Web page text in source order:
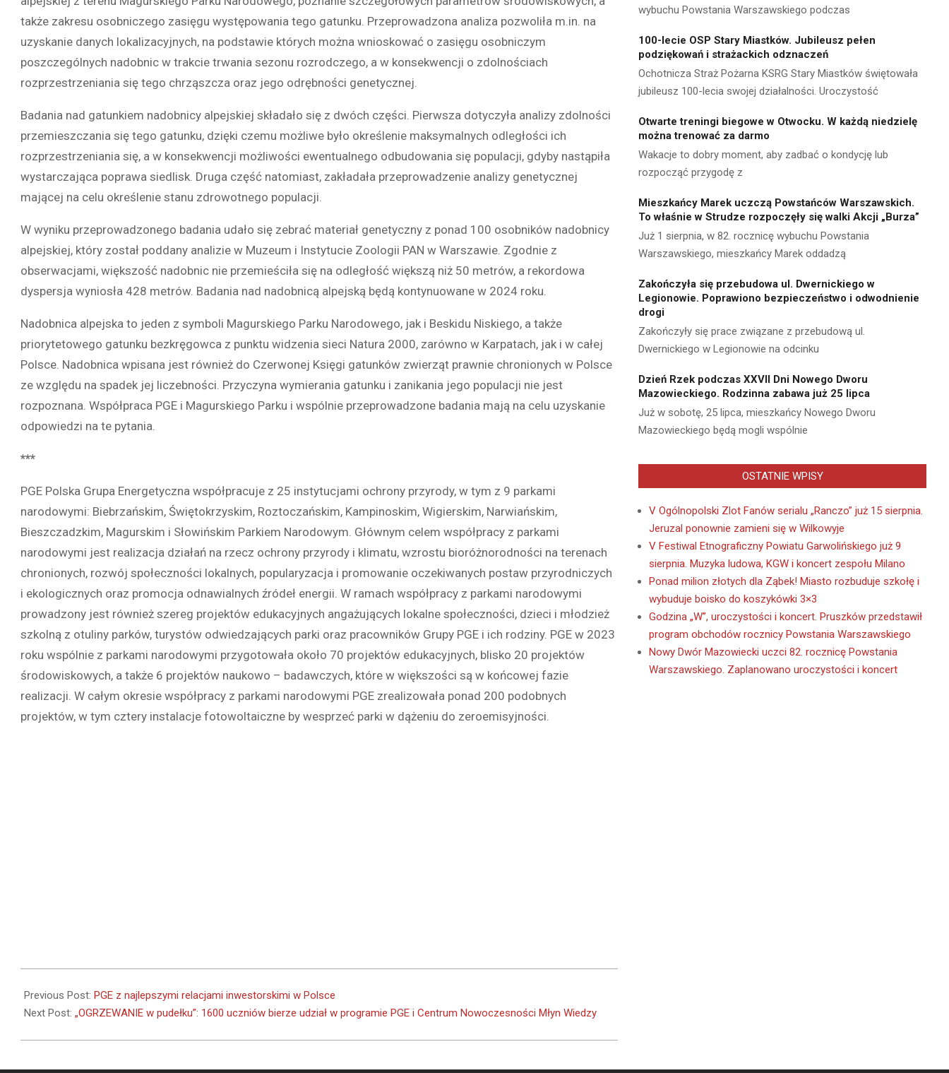
także zakresu osobniczego zasięgu występowania tego gatunku. Przeprowadzona analiza pozwoliła m.in. na
uzyskanie danych lokalizacyjnych, na podstawie których można wnioskować o zasięgu osobniczym
poszczególnych nadobnic w trakcie trwania sezonu rozrodczego, a w konsekwencji o zdolnościach
rozprzestrzeniania się tego chrząszcza oraz jego odrębności genetycznej.
Badania nad gatunkiem nadobnicy alpejskiej składało się z dwóch części. Pierwsza dotyczyła analizy zdolności
przemieszczania się tego gatunku, dzięki czemu możliwe było określenie maksymalnych odległości ich
rozprzestrzeniania się, a w konsekwencji możliwości ewentualnego odbudowania się populacji, gdyby nastąpiła
wystarczająca poprawa siedlisk. Druga część natomiast, zakładała przeprowadzenie analizy genetycznej
mającej na celu określenie stanu zdrowotnego populacji.
W wyniku przeprowadzonego badania udało się zebrać materiał genetyczny z ponad 100 osobników nadobnicy
alpejskiej, który został poddany analizie w Muzeum i Instytucie Zoologii PAN w Warszawie. Zgodnie z
obserwacjami, większość nadobnic nie przemieściła się na odległość większą niż 50 metrów, a rekordowa
dyspersja wyniosła 428 metrów. Badania nad nadobnicą alpejską będą kontynuowane w 2024 roku.
Nadobnica alpejska to jeden z symboli Magurskiego Parku Narodowego, jak i Beskidu Niskiego, a także
priorytetowego gatunku bezkręgowca z punktu widzenia sieci Natura 2000, zarówno w Karpatach, jak i w całej
Polsce. Nadobnica wpisana jest również do Czerwonej Księgi gatunków zwierząt prawnie chronionych w Polsce
ze względu na spadek jej liczebności. Przyczyna wymierania gatunku i zanikania jego populacji nie jest
rozpoznana. Współpraca PGE i Magurskiego Parku i wspólnie przeprowadzone badania mają na celu uzyskanie
odpowiedzi na te pytania.
***
PGE Polska Grupa Energetyczna współpracuje z 25 instytucjami ochrony przyrody, w tym z 9 parkami
narodowymi: Biebrzańskim, Świętokrzyskim, Roztoczańskim, Kampinoskim, Wigierskim, Narwiańskim,
Bieszczadzkim, Magurskim i Słowińskim Parkiem Narodowym. Głównym celem współpracy z parkami
narodowymi jest realizacja działań na rzecz ochrony przyrody i klimatu, wzrostu bioróżnorodności na terenach
chronionych, rozwój społeczności lokalnych, popularyzacja i promowanie oczekiwanych postaw przyrodniczych
i ekologicznych oraz promocja odnawialnych źródeł energii. W ramach współpracy z parkami narodowymi
prowadzony jest również szereg projektów edukacyjnych angażujących lokalne społeczności, dzieci i młodzież
szkolną z otuliny parków, turystów odwiedzających parki oraz pracowników Grupy PGE i ich rodziny. PGE w 2023
roku wspólnie z parkami narodowymi przygotowała około 70 projektów edukacyjnych, blisko 20 projektów
środowiskowych, a także 6 projektów naukowo – badawczych, które w większości są w końcowej fazie
realizacji. W całym okresie współpracy z parkami narodowymi PGE zrealizowała ponad 200 podobnych
projektów, w tym cztery instalacje fotowoltaiczne by wesprzeć parki w dążeniu do zeroemisyjności.
12-
29
Previous Post: PGE z najlepszymi relacjami inwestorskimi w Polsce
Next Post: „OGRZEWANIE w pudełku”: 1600 uczniów bierze udział w programie PGE i Centrum Nowoczesności Młyn Wiedzy
wybuchu Powstania Warszawskiego podczas
100-lecie OSP Stary Miastków. Jubileusz pełen
podziękowań i strażackich odznaczeń
Ochotnicza Straż Pożarna KSRG Stary Miastków świętowała
jubileusz 100-lecia swojej działalności. Uroczystość
Otwarte treningi biegowe w Otwocku. W każdą niedzielę
można trenować za darmo
Wakacje to dobry moment, aby zadbać o kondycję lub
rozpocząć przygodę z
Mieszkańcy Marek uczczą Powstańców Warszawskich.
To właśnie w Strudze rozpoczęły się walki Akcji „Burza”
Już 1 sierpnia, w 82. rocznicę wybuchu Powstania
Warszawskiego, mieszkańcy Marek oddadzą
Zakończyła się przebudowa ul. Dwernickiego w
Legionowie. Poprawiono bezpieczeństwo i odwodnienie
drogi
Zakończyły się prace związane z przebudową ul.
Dwernickiego w Legionowie na odcinku
Dzień Rzek podczas XXVII Dni Nowego Dworu
Mazowieckiego. Rodzinna zabawa już 25 lipca
Już w sobotę, 25 lipca, mieszkańcy Nowego Dworu
Mazowieckiego będą mogli wspólnie
OSTATNIE WPISY
V Ogólnopolski Zlot Fanów serialu „Ranczo” już 15 sierpnia.
Jeruzal ponownie zamieni się w Wilkowyje
V Festiwal Etnograficzny Powiatu Garwolińskiego już 9
sierpnia. Muzyka ludowa, KGW i koncert zespołu Milano
Ponad milion złotych dla Ząbek! Miasto rozbuduje szkołę i
wybuduje boisko do koszykówki 3×3
Godzina „W”, uroczystości i koncert. Pruszków przedstawił
program obchodów rocznicy Powstania Warszawskiego
Nowy Dwór Mazowiecki uczci 82. rocznicę Powstania
Warszawskiego. Zaplanowano uroczystości i koncert